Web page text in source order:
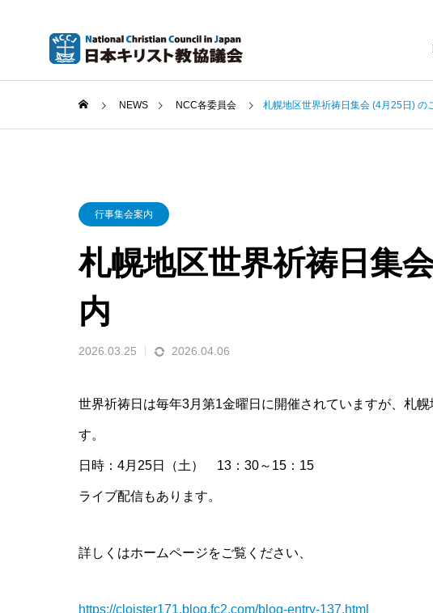
NEWS NCC各委員会 札幌地区世界祈祷日集会 (4月25日) の
行事集会案内
札幌地区世界祈祷日集
内
2026.03.25 2026.04.06
世界祈祷日は毎年3月第1金曜日に開催されていますが、札
す。
日時：4月25日（土） 13：30～15：15
ライブ配信もあります。
詳しくはホームページをご覧ください、
https://cloister171.blog.fc2.com/blog-entry-137.html